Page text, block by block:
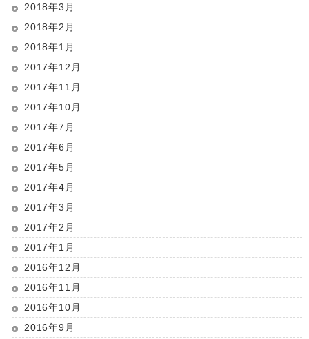
2018年3月
2018年2月
2018年1月
2017年12月
2017年11月
2017年10月
2017年7月
2017年6月
2017年5月
2017年4月
2017年3月
2017年2月
2017年1月
2016年12月
2016年11月
2016年10月
2016年9月